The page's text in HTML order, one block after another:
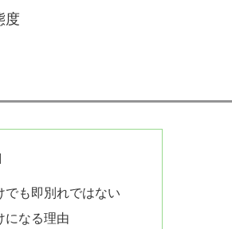
度
でも即別れではない
になる理由